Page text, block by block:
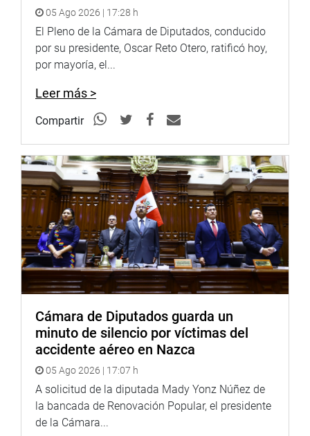
Por su parte, el congresista Juan Burgos Oliveros (UyD),
se reunió con los profesores y trabajadores de la
Universidad Nacional de Trujillo, quienes buscan una
Presupuesto y Cuenta General de la República.
En este sentido, el legislador propuso la iniciativa de
plantear un proyecto de ley que atienda parte de sus
demandas.
En otro momento, saludó las gestiones de nuevas
iniciativas educativas con propuestas de alto valor en
05 Ago 2026 | 17:28 h
El Pleno de la Cámara de Diputados, conducido
por su presidente, Oscar Reto Otero, ratificó hoy,
por mayoría, el...
Leer más >
Compartir
Cámara de Diputados guarda un
minuto de silencio por víctimas del
accidente aéreo en Nazca
05 Ago 2026 | 17:07 h
A solicitud de la diputada Mady Yonz Núñez de
la bancada de Renovación Popular, el presidente
de la Cámara...